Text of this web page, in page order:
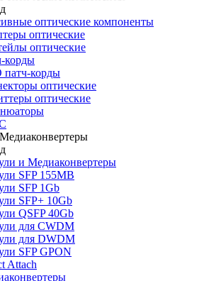
оптические компоненты
оптические
оптические
корды
патч-корды
оптические
оптические
и Медиаконвертеры
SFP 155MB
SFP 1Gb
SFP+ 10Gb
QSFP 40Gb
для CWDM
для DWDM
SFP GPON
Attach